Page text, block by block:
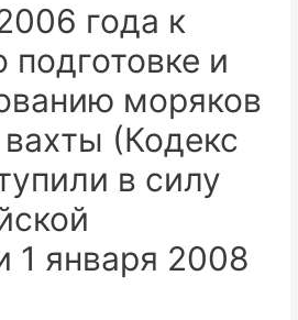
года к
подготовке и
моряков
(Кодекс
в силу
1 января 2008